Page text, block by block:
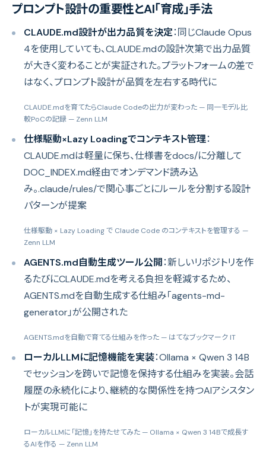
プロンプト設計の重要性とAI「育成」手法
CLAUDE.md設計が出力品質を決定：同じClaude Opus
4を使用していても、CLAUDE.mdの設計次第で出力品質
が大きく変わることが実証された。プラットフォームの差で
はなく、プロンプト設計が品質を左右する時代に
CLAUDE.mdを育てたらClaude Codeの出力が変わった — 同一モデル比
較PoCの記録 — Zenn LLM
仕様駆動×Lazy Loadingでコンテキスト管理：
CLAUDE.mdは軽量に保ち、仕様書をdocs/に分離して
DOC_INDEX.md経由でオンデマンド読み込
み。.claude/rules/で関心事ごとにルールを分割する設計
パターンが提案
仕様駆動 × Lazy Loading で Claude Code のコンテキストを管理する —
Zenn LLM
AGENTS.md自動生成ツール公開 ：新しいリポジトリを作
るたびにCLAUDE.mdを考える負担を軽減するため、
AGENTS.mdを自動生成する仕組み「agents-md-
generator」が公開された
AGENTS.mdを自動で育てる仕組みを作った — はてなブックマーク IT
ローカルLLMに記憶機能を実装：Ollama × Qwen 3 14B
でセッションを跨いで記憶を保持する仕組みを実装。会話
履歴の永続化により、継続的な関係性を持つAIアシスタン
トが実現可能に
ローカルLLMに「記憶」を持たせてみた — Ollama × Qwen 3 14Bで成長す
るAIを作る — Zenn LLM